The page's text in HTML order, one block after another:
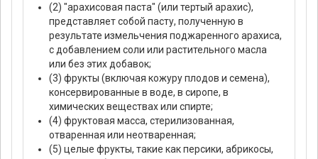
(2) "арахисовая паста" (или тертый арахис),
представляет собой пасту, полученную в
результате измельчения поджаренного арахиса,
с добавлением соли или растительного масла
или без этих добавок;
(3) фрукты (включая кожуру плодов и семена),
консервированные в воде, в сиропе, в
химических веществах или спирте;
(4) фруктовая масса, стерилизованная,
отваренная или неотваренная;
(5) целые фрукты, такие как персики, абрикосы,